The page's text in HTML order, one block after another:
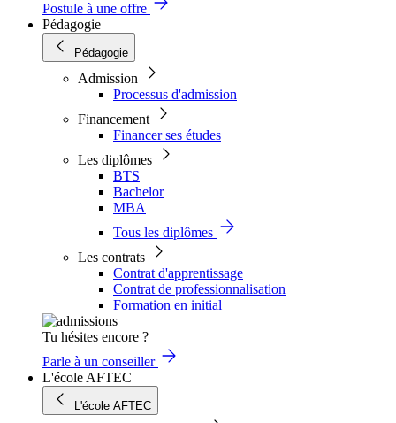
Postule à une offre
Pédagogie
Pédagogie
Admission
Processus d'admission
Financement
Financer ses études
Les diplômes
BTS
Bachelor
MBA
Tous les diplômes
Les contrats
Contrat d'apprentissage
Contrat de professionnalisation
Formation en initial
Tu hésites encore ?
Parle à un conseiller
L'école AFTEC
L'école AFTEC